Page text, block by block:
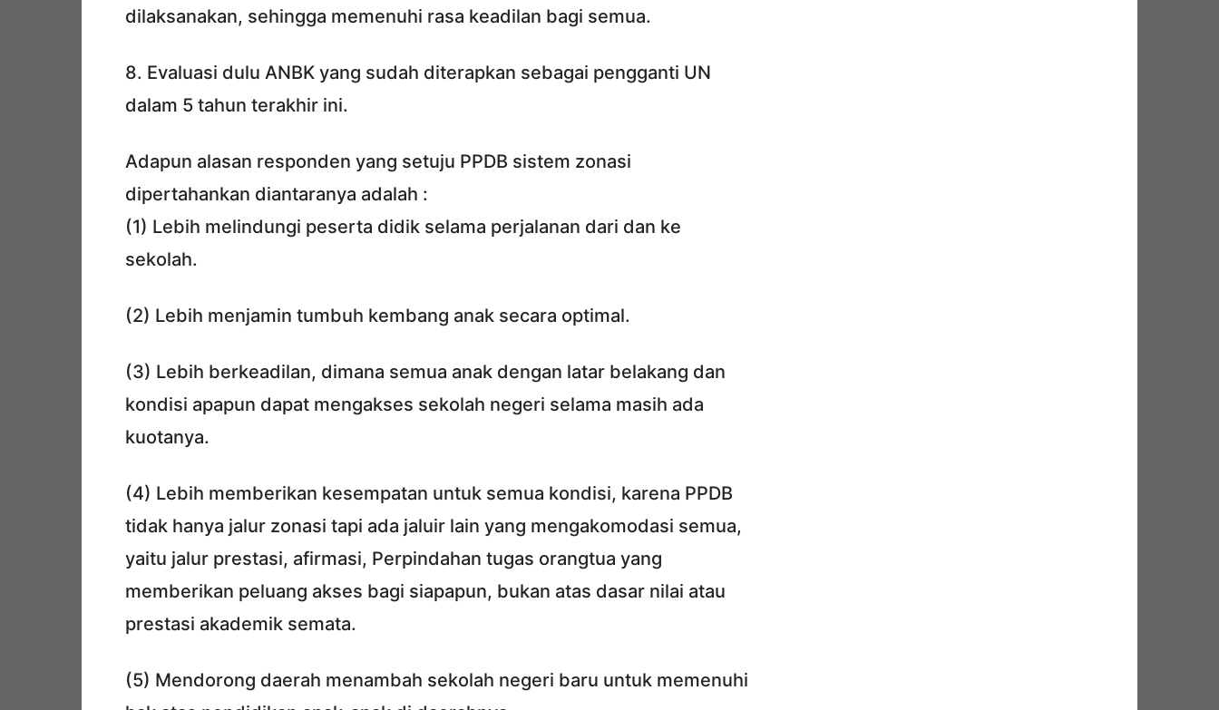
dilaksanakan, sehingga memenuhi rasa keadilan bagi semua.
8. Evaluasi dulu ANBK yang sudah diterapkan sebagai pengganti UN
dalam 5 tahun terakhir ini.
Adapun alasan responden yang setuju PPDB sistem zonasi
dipertahankan diantaranya adalah :
(1) Lebih melindungi peserta didik selama perjalanan dari dan ke
sekolah.
(2) Lebih menjamin tumbuh kembang anak secara optimal.
(3) Lebih berkeadilan, dimana semua anak dengan latar belakang dan
kondisi apapun dapat mengakses sekolah negeri selama masih ada
kuotanya.
(4) Lebih memberikan kesempatan untuk semua kondisi, karena PPDB
tidak hanya jalur zonasi tapi ada jaluir lain yang mengakomodasi semua,
yaitu jalur prestasi, afirmasi, Perpindahan tugas orangtua yang
memberikan peluang akses bagi siapapun, bukan atas dasar nilai atau
prestasi akademik semata.
(5) Mendorong daerah menambah sekolah negeri baru untuk memenuhi